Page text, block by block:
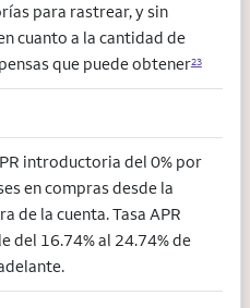
para rastrear, y sin
cuanto a la cantidad de
que puede obtener23
introductoria del 0% por
en compras desde la
de la cuenta. Tasa APR
del 16.74% al 24.74% de